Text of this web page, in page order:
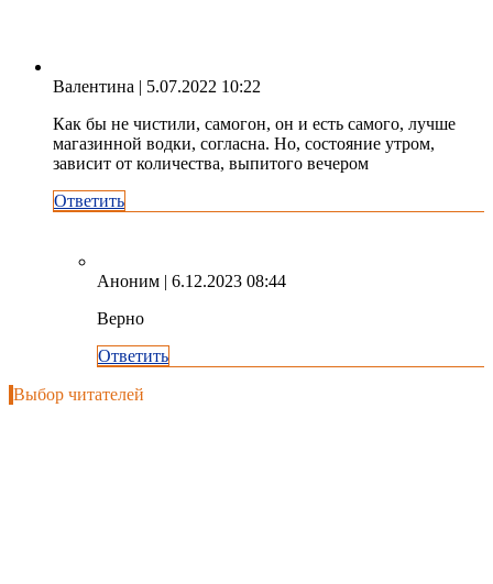
Валентина | 5.07.2022 10:22
Как бы не чистили, самогон, он и есть самого, лучше
магазинной водки, согласна. Но, состояние утром,
зависит от количества, выпитого вечером
Ответить
Аноним | 6.12.2023 08:44
Верно
Ответить
Выбор читателей